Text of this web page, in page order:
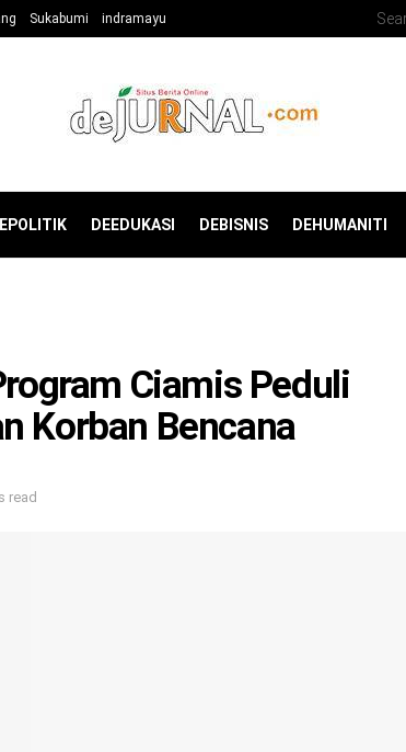
Sukabumi indramayu
DEEDUKASI DEBISNIS DEHUMANITI
Ciamis Peduli
Korban Bencana
read